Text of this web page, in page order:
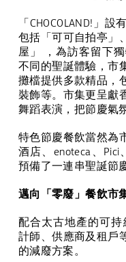
「CHOCOLAND! 」設
包括「可可自拍亭」
屋」
，為訪客留下
不同的聖誕體驗，市
攤檔提供多款精品，
裝飾等。市集更呈獻
舞蹈表演，把節慶氣
特色節慶餐飲當然為
酒店、 enoteca 、 Pici、
預備了一連串聖誕節
邁向「零廢」餐飲市
配合太古地產的可
計師、供應商及租戶
的減廢方案。